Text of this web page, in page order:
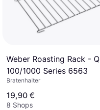
Weber Roasting Rack - Q
100/1000 Series 6563
Bratenhalter
19,90 €
8 Shops